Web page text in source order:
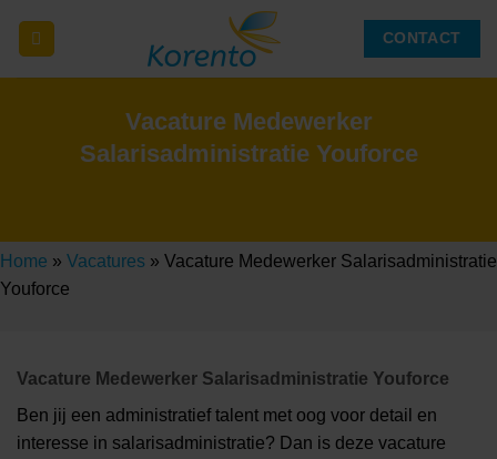
naar
CONTACT
Vacature Medewerker
Salarisadministratie Youforce
Home » Vacatures » Vacature Medewerker Salarisadministratie
Youforce
Vacature Medewerker Salarisadministratie Youforce
Ben jij een administratief talent met oog voor detail en
interesse in salarisadministratie? Dan is deze vacature